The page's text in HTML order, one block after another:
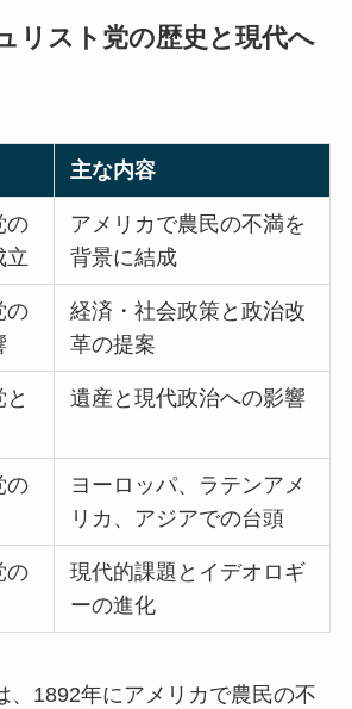
リスト党の歴史と現代へ
主な内容
の
立
アメリカで農民の不満を
背景に結成
の
経済・社会政策と政治改
革の提案
遺産と現代政治への影響
の
ヨーロッパ、ラテンアメ
リカ、アジアでの台頭
の
現代的課題とイデオロギ
ーの進化
、1892年にアメリカで農民の不